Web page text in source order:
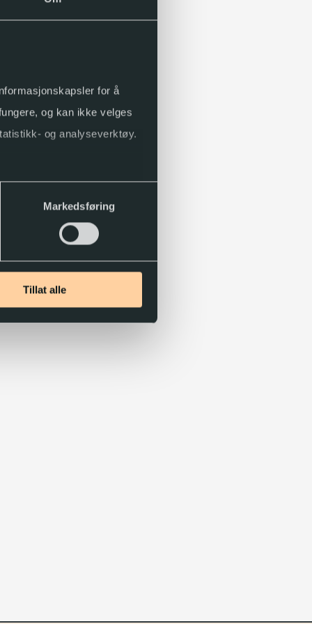
for å
og kan ikke velges
og analyseverktøy.
Markedsføring
Tillat alle